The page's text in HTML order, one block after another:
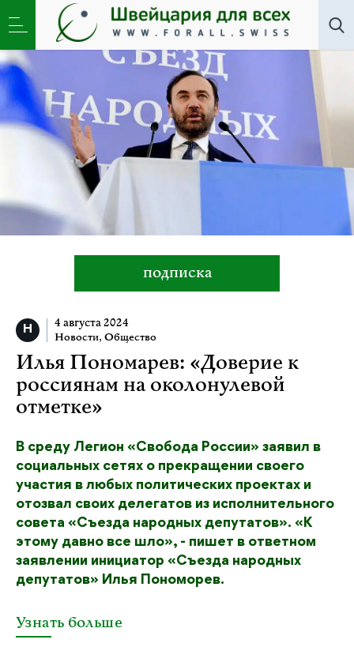
Все авторы»Илья Пономарев
подписка
4 августа 2024
Новости, Общество
Илья Пономарев: «Доверие к
россиянам на околонулевой
отметке»
В среду Легион «Свобода России» заявил в
социальных сетях о прекращении своего
участия в любых политических проектах и
отозвал своих делегатов из исполнительного
совета «Съезда народных депутатов». «К
этому давно все шло», - пишет в ответном
заявлении инициатор «Съезда народных
депутатов» Илья Пономорев.
Узнать больше